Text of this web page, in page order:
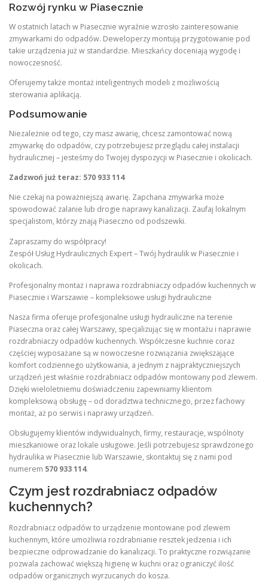
Rozwój rynku w Piasecznie
W ostatnich latach w Piasecznie wyraźnie wzrosło zainteresowanie
zmywarkami do odpadów. Deweloperzy montują przygotowanie pod
takie urządzenia już w standardzie. Mieszkańcy doceniają wygodę i
nowoczesność.
Oferujemy także montaż inteligentnych modeli z możliwością
sterowania aplikacją.
Podsumowanie
Niezależnie od tego, czy masz awarię, chcesz zamontować nową
zmywarkę do odpadów, czy potrzebujesz przeglądu całej instalacji
hydraulicznej – jesteśmy do Twojej dyspozycji w Piasecznie i okolicach.
Zadzwoń już teraz: 570 933 114
Nie czekaj na poważniejszą awarię. Zapchana zmywarka może
spowodować zalanie lub drogie naprawy kanalizacji. Zaufaj lokalnym
specjalistom, którzy znają Piaseczno od podszewki.
Zapraszamy do współpracy!
Zespół Usług Hydraulicznych Expert – Twój hydraulik w Piasecznie i
okolicach.
Profesjonalny montaż i naprawa rozdrabniaczy odpadów kuchennych w
Piasecznie i Warszawie – kompleksowe usługi hydrauliczne
Nasza firma oferuje profesjonalne usługi hydrauliczne na terenie
Piaseczna oraz całej Warszawy, specjalizując się w montażu i naprawie
rozdrabniaczy odpadów kuchennych. Współczesne kuchnie coraz
częściej wyposażane są w nowoczesne rozwiązania zwiększające
komfort codziennego użytkowania, a jednym z najpraktyczniejszych
urządzeń jest właśnie rozdrabniacz odpadów montowany pod zlewem.
Dzięki wieloletniemu doświadczeniu zapewniamy klientom
kompleksową obsługę – od doradztwa technicznego, przez fachowy
montaż, aż po serwis i naprawy urządzeń.
Obsługujemy klientów indywidualnych, firmy, restauracje, wspólnoty
mieszkaniowe oraz lokale usługowe. Jeśli potrzebujesz sprawdzonego
hydraulika w Piasecznie lub Warszawie, skontaktuj się z nami pod
numerem 570 933 114.
Czym jest rozdrabniacz odpadów
kuchennych?
Rozdrabniacz odpadów to urządzenie montowane pod zlewem
kuchennym, które umożliwia rozdrabnianie resztek jedzenia i ich
bezpieczne odprowadzanie do kanalizacji. To praktyczne rozwiązanie
pozwala zachować większą higienę w kuchni oraz ograniczyć ilość
odpadów organicznych wyrzucanych do kosza.